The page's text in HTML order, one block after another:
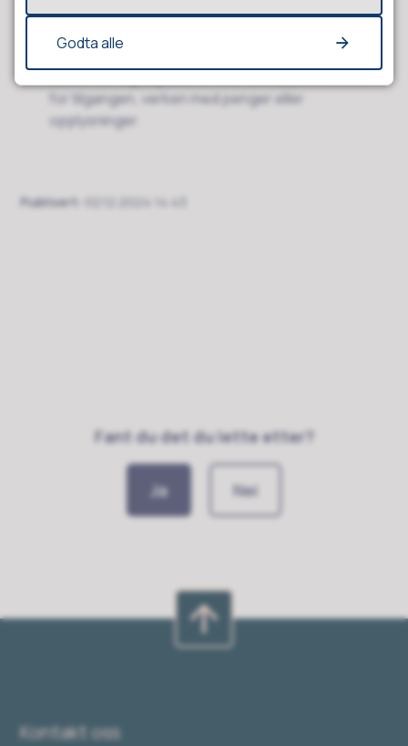
En trygg måte å bruke Kunstig intelligens på
De fleste KI-tjenestene på nettet er bak både
pålogging og betaling. Lærere og elever har
behov for tilgang til en KI hvor de slipper å betale
for tilgangen, verken med penger eller
opplysninger.
Publisert 02.12.2024 14:43
Fant du det du lette etter?
Ja Nei
Kontakt oss
Godta alle